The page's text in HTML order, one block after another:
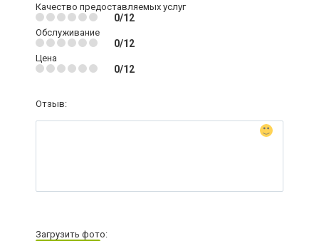
Качество предоставляемых услуг
0/12
Обслуживание
0/12
Цена
0/12
Отзыв:
Загрузить фото: